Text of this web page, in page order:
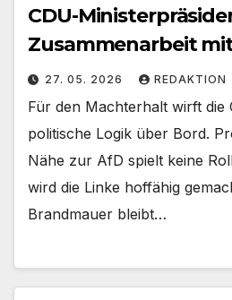
CDU-
Zusammenarbeit
27. 05. 2026 REDAKTION
Für den Machterhalt wirft die
politische Logik über Bord.
Nähe zur AfD spielt keine
wird die Linke hoffähig
Brandmauer bleibt…